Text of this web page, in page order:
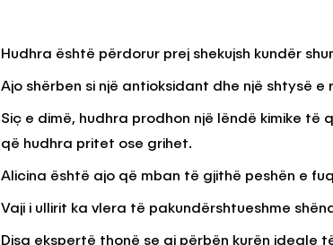
Hudhra është përdorur prej shekujsh kundër
Ajo shërben si një antioksidant dhe një shtysë
Siç e dimë, hudhra prodhon një lëndë kimike
që hudhra pritet ose grihet.
Alicina është ajo që mban të gjithë peshën e
Vaji i ullirit ka vlera të pakundërshtueshme
Disa ekspertë thonë se ai përbën kurën ideale
KËSHILLA & IDE
Pse Nuk Duhet të Përdorni
Letrën e Aluminit për Ruajtjen
e Ushqimeve